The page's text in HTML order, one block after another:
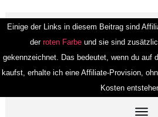
Einige der Links in diesem Beitrag sind
der roten Farbe und sie sind
gekennzeichnet. Das bedeutet, wenn du auf
kaufst, erhalte ich eine Affiliate-Provision,
Kosten